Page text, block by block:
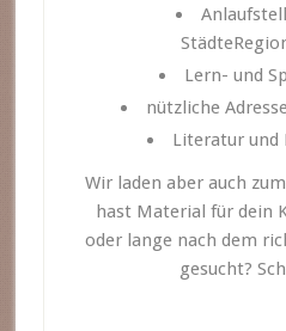
Lern- und
nützliche
Literatur und
Wir laden aber auch zum
hast Material für dein
oder lange nach dem
gesucht?